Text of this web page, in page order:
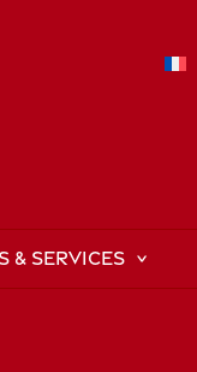
& SERVICES